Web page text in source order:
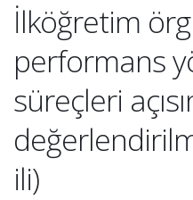
İlköğretim
performans
süreçleri
ili)